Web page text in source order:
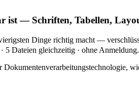
ist — Schriften, Tabellen,
Dinge richtig macht —
Dateien gleichzeitig · ohne Anmeldung.